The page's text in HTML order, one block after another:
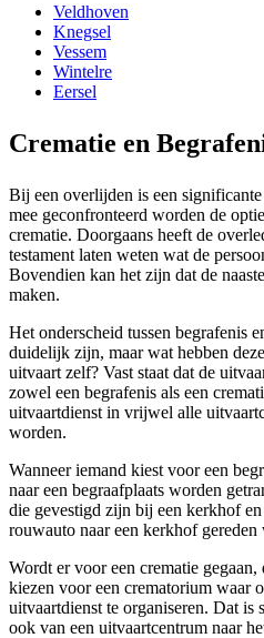
Veldhoven
Knegsel
Vessem
Wintelre
Eersel
Crematie en
Bij een overlijden is een
mee geconfronteerd worden de
crematie. Doorgaans heeft de
testament laten weten wat de
Bovendien kan het zijn dat de
maken.
Het onderscheid tussen begrafenis
duidelijk zijn, maar wat hebben
uitvaart zelf? Vast staat dat de
zowel een begrafenis als een
uitvaartdienst in vrijwel alle
worden.
Wanneer iemand kiest voor een
naar een begraafplaats worden
die gevestigd zijn bij een kerkhof
rouwauto naar een kerkhof gereden
Wordt er voor een crematie gegaan,
kiezen voor een crematorium waar
uitvaartdienst te organiseren. Dat
ook van een uitvaartcentrum naar